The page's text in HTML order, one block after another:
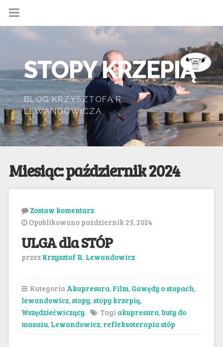
STOPY KRZEPIĄ
BLOG KRZYSZTOFA R.
LEWANDOWICZA
Miesiąc: październik 2024
Zostaw komentarz
Opublikowano październik 25, 2024
ULGA dla STÓP
przez Krzysztof R. Lewandowicz
Kategoria Akupresura, Film, Gawędy o stopach,
lewandowicz, stopy, stopy krzepią,
Wszędziećwiczący
Tagi akupresura,buty do
masażu, Lewandowicz, refleksoterapia stóp